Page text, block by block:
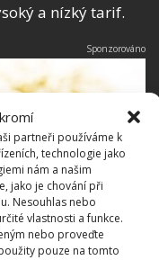
partneři používáme k
technologie jako
nám a našim
jako je chování při
Nesouhlas nebo
vlastnosti a funkce.
nebo proveďte
pouze na tomto
a nízký tarif.